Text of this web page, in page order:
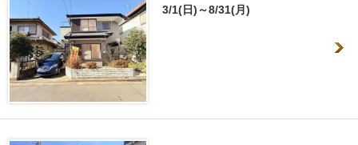
3/1(日)～8/31(月)